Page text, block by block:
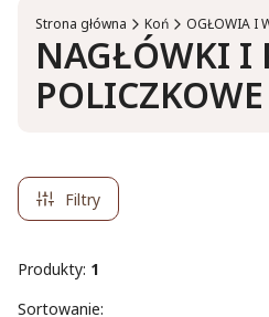
Strona główna Koń OGŁOWIA I
NAGŁÓWKI I
POLICZKOWE
Filtry
Produkty: 1
Sortowanie: